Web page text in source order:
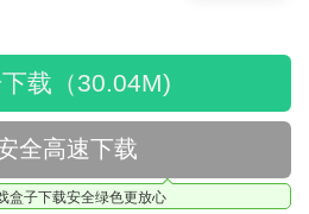
载（30.04M)
全高速下载
盒子下载安全绿色更放心